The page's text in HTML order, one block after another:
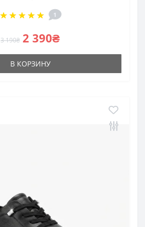
1
3 190₴ 2 390₴
В КОРЗИНУ